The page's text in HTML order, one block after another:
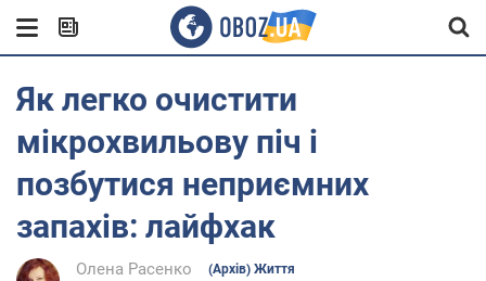
Як легко очистити
мікрохвильову піч і
позбутися неприємних
запахів: лайфхак
Олена Расенко (Архів) Життя